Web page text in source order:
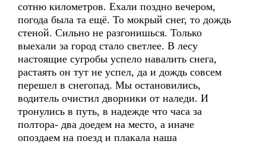
сотню километров. Ехали поздно вечером,
погода была та ещё. То мокрый снег, то дождь
стеной. Сильно не разгонишься. Только
выехали за город стало светлее. В лесу
настоящие сугробы успело навалить снега,
растаять он тут не успел, да и дождь совсем
перешел в снегопад. Мы остановились,
водитель очистил дворники от наледи. И
тронулись в путь, в надежде что часа за
полтора- два доедем на место, а иначе
опоздаем на поезд и плакала наша